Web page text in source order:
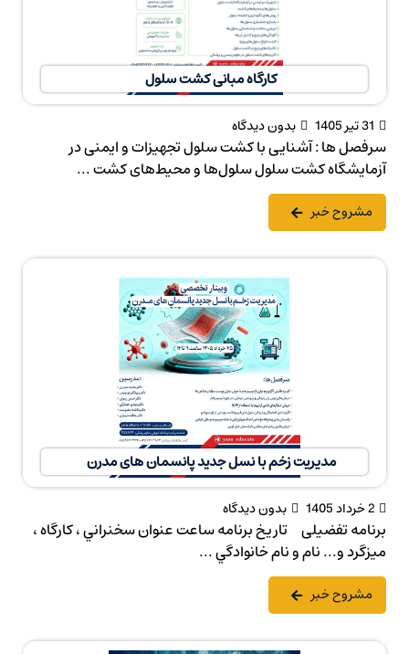
کارگاه مبانی کشت سلول
31 تیر 1405 بدون دیدگاه
سرفصل ها : آشنایی با کشت سلول تجهیزات و ایمنی در
آزمایشگاه کشت سلول سلول‌ها و محیط‌های کشت ...
مشروح خبر
مدیریت زخم با نسل جدید پانسمان های مدرن
2 خرداد 1405 بدون دیدگاه
برنامه تفضیلی تاريخ برنامه ساعت عنوان سخنراني ، كارگاه ،
ميزگرد و... نام و نام خانوادگي ...
مشروح خبر